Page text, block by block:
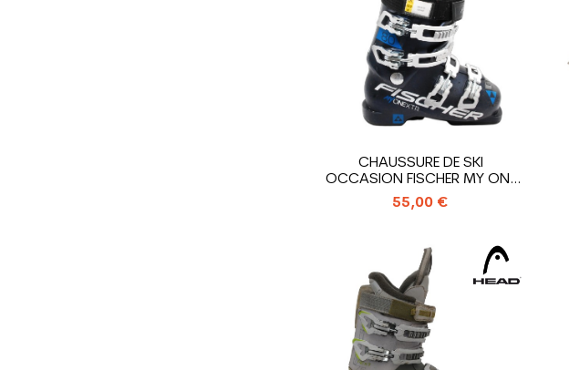
CHAUSSURE DE SKI
OCCASION FISCHER MY ONE
80 XTR
55,00 €